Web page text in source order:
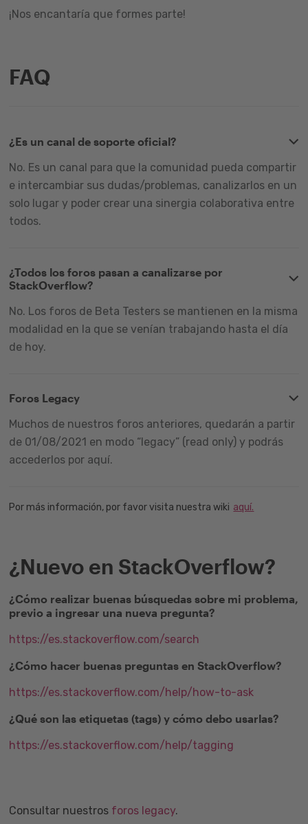
¡Nos encantaría que formes parte!
FAQ
¿Es un canal de soporte oficial?
No. Es un canal para que la comunidad pueda compartir
e intercambiar sus dudas/problemas, canalizarlos en un
solo lugar y poder crear una sinergia colaborativa entre
todos.
¿Todos los foros pasan a canalizarse por
StackOverflow?
No. Los foros de Beta Testers se mantienen en la misma
modalidad en la que se venían trabajando hasta el día
de hoy.
Foros Legacy
Muchos de nuestros foros anteriores, quedarán a partir
de 01/08/2021 en modo “legacy” (read only) y podrás
accederlos por aquí.
Por más información, por favor visita nuestra wiki aquí.
¿Nuevo en StackOverflow?
¿Cómo realizar buenas búsquedas sobre mi problema,
previo a ingresar una nueva pregunta?
https://es.stackoverflow.com/search
¿Cómo hacer buenas preguntas en StackOverflow?
https://es.stackoverflow.com/help/how-to-ask
¿Qué son las etiquetas (tags) y cómo debo usarlas?
https://es.stackoverflow.com/help/tagging
Consultar nuestros foros legacy.